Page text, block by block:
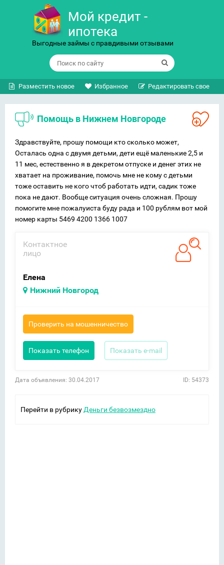
Мой кредит -
ипотека
Выгодные займы с правдивыми отзывами
Разместить новое Избранное Редактировать свое
Помощь в Нижнем Новгороде
Здравствуйте, прошу помощи кто сколько может,
Осталась одна с двумя детьми, дети ещё маленькие 2,5 и
11 мес, естественно я в декретом отпуске и денег этих не
хватает на проживание, помочь мне не кому с детьми
тоже оставить не кого чтоб работать идти, садик тоже
пока не дают. Вообще ситуация очень сложная. Прошу
помогите мне пожалуиста буду рада и 100 рублям вот мой
номер карты 5469 4200 1366 1007
Контактное
лицо
Елена
Нижний Новгород
Проверить на мошенничество
Показать телефон Показать e-mail
Дата объявления: 30.04.2017 ID: 54373
Перейти в рубрику Деньги безвозмездно